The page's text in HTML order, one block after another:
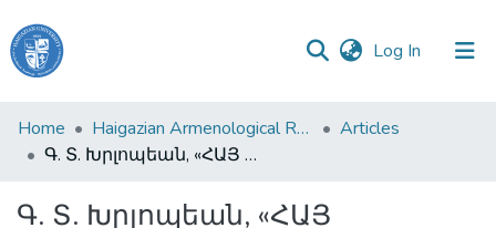
Log In (current)
Haigazian
University
&
Home Haigazian Armenological Review
Articles
Գ. Տ. Խրլոպեան, «ՀԱՅ ՍՈՑԻԱԼԱԿԱՆ ԻՄԱՍՏԱՍԻՐՈՒԹԵԱՆ ՊԱՏՄՈՒԹԻՒՆ», Երեւանի Համալսարանի Հրատարակչութիւն, Երեւան, 1978, 444 էջ
Գ. Տ. Խրլոպեան, «ՀԱՅ